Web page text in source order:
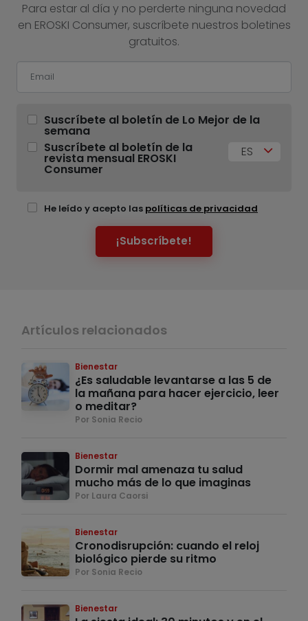
Para estar al día y no perderte ninguna novedad
en EROSKI Consumer, suscríbete nuestros boletines
gratuitos.
Suscríbete al boletín de Lo Mejor de la
semana
Suscríbete al boletín de la
revista mensual EROSKI
Consumer
ES
He leído y acepto las políticas de privacidad
¡Subscríbete!
Artículos relacionados
Bienestar
¿Es saludable levantarse a las 5 de
la mañana para hacer ejercicio, leer
o meditar?
Por Sonia Recio
Bienestar
Dormir mal amenaza tu salud
mucho más de lo que imaginas
Por Laura Caorsi
Bienestar
Cronodisrupción: cuando el reloj
biológico pierde su ritmo
Por Sonia Recio
Bienestar